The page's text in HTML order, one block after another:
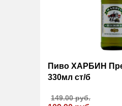
Пиво ХАРБИН
330мл ст/б
149.00 руб.